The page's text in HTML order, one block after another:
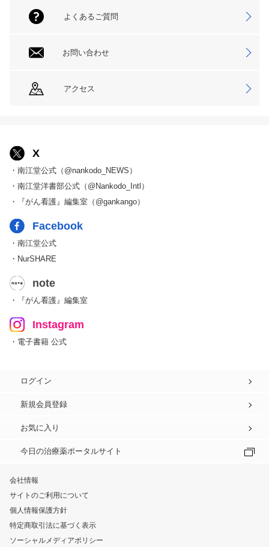
よくあるご質問
お問い合わせ
アクセス
X
・南江堂公式（@nankodo_NEWS）
・南江堂洋書部公式（@Nankodo_Intl）
・『がん看護』編集室（@gankango）
Facebook
・南江堂公式
・NurSHARE
note
・『がん看護』編集室
Instagram
・電子書籍 公式
ログイン
新規会員登録
お気に入り
今日の治療薬ポータルサイト
会社情報
サイトのご利用について
個人情報保護方針
特定商取引法に基づく表示
ソーシャルメディアポリシー